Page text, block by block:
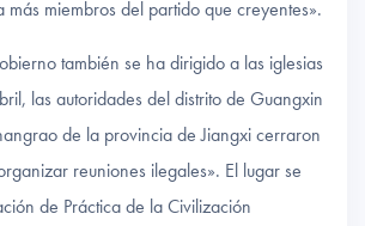
más miembros del partido que creyentes».
también se ha dirigido a las iglesias
las autoridades del distrito de Guangxin
de la provincia de Jiangxi cerraron
reuniones ilegales». El lugar se
de Práctica de la Civilización